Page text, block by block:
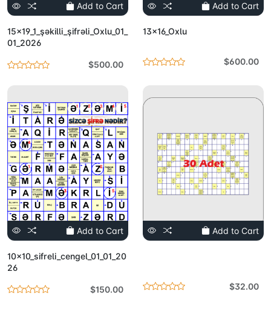
Add to Cart
15x19_1_şəkilli_şifrəli_Oxlu_01_
01_2026
$500.00
Add to Cart
13x16_Oxlu
$600.00
Add to Cart
10x10_sifreli_cengel_01_01_20
26
$150.00
Add to Cart
$32.00